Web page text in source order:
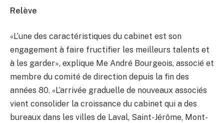
Relève
«L’une des caractéristiques du cabinet est son
engagement à faire fructifier les meilleurs talents et
à les garder», explique Me André Bourgeois, associé et
membre du comité de direction depuis la fin des
années 80. «L’arrivée graduelle de nouveaux associés
vient consolider la croissance du cabinet qui a des
bureaux dans les villes de Laval, Saint-Jérôme, Mont-